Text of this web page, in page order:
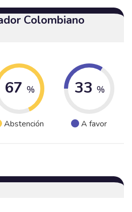
Colombiano
67 %
Abstención
33 %
A favor